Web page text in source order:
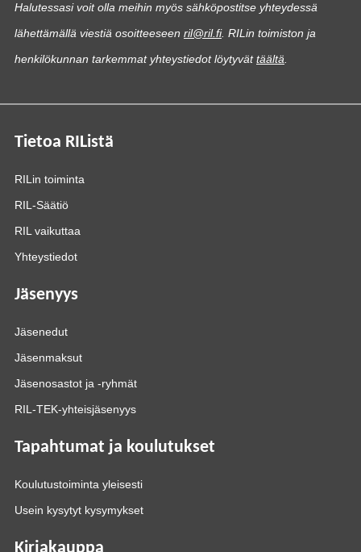
Halutessasi voit olla meihin myös sähköpostitse yhteydessä
lähettämällä viestiä osoitteeseen ril@ril.fi. RILin toimiston ja
henkilökunnan tarkemmat yhteystiedot löytyvättäältä
Tietoa RIListä
RILin toiminta
RIL-Säätiö
RIL vaikuttaa
Yhteystiedot
Jäsenyys
Jäsenedut
Jäsenmaksut
Jäsenosastot ja -ryhmät
RIL-TEK-yhteisjäsenyys
Tapahtumat ja koulutukset
Koulutustoiminta yleisesti
Usein kysytyt kysymykset